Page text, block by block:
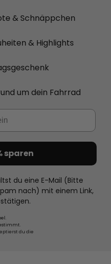
& Schnäppchen
& Highlights
um dein Fahrrad
sparen
du eine E-Mail (Bitte
nach) mit einem Link,
du die